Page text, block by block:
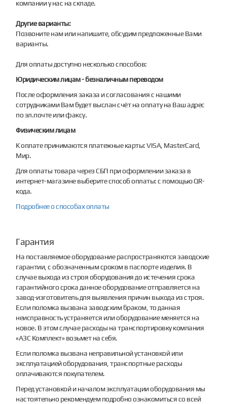
компании у нас на складе.
Другие варианты:
Позвоните нам или напишите, обсудим предложенные Вами
варианты.
Для оплаты доступно несколько способов:
Юридическим лицам - безналичным переводом
После оформления заказа и согласования с нашими
сотрудниками Вам будет выслан счёт на оплату на Ваш адрес
по эл.почте или факсу.
Физическим лицам
К оплате принимаются платежные карты: VISA, MasterCard,
Мир.
Для оплаты товара через СБП при оформлении заказа в
интернет-магазине выберите способ оплаты: с помощью QR-
кода.
Подробнее о способах оплаты
Гарантия
На поставляемое оборудование распространяются заводские
гарантии, с обозначенным сроком в паспорте изделия. В
случае выхода из строя оборудования до истечения срока
гарантийного срока данное оборудование отправляется на
завод-изготовитель для выявления причин выхода из строя.
Если поломка вызвана заводским браком, то данная
неисправность устраняется или оборудование меняется на
новое. В этом случае расходы на транспортировку компания
«АЗС Комплект» возьмет на себя.
Если поломка вызвана неправильной установкой или
эксплуатацией оборудования, транспортные расходы
оплачиваются покупателем.
Перед установкой и началом эксплуатации оборудования мы
настоятельно рекомендуем подробно ознакомиться со всей